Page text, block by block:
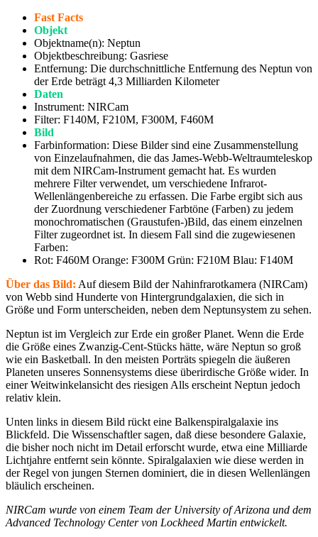
Fast Facts
Objekt
Objektname(n): Neptun
Objektbeschreibung: Gasriese
Entfernung: Die durchschnittliche Entfernung des Neptun von
der Erde beträgt 4,3 Milliarden Kilometer
Daten
Instrument: NIRCam
Filter: F140M, F210M, F300M, F460M
Bild
Farbinformation: Diese Bilder sind eine Zusammenstellung
von Einzelaufnahmen, die das James-Webb-Weltraumteleskop
mit dem NIRCam-Instrument gemacht hat. Es wurden
mehrere Filter verwendet, um verschiedene Infrarot-
Wellenlängenbereiche zu erfassen. Die Farbe ergibt sich aus
der Zuordnung verschiedener Farbtöne (Farben) zu jedem
monochromatischen (Graustufen-)Bild, das einem einzelnen
Filter zugeordnet ist. In diesem Fall sind die zugewiesenen
Farben:
Rot: F460M Orange: F300M Grün: F210M Blau: F140M
Über das Bild: Auf diesem Bild der Nahinfrarotkamera (NIRCam)
von Webb sind Hunderte von Hintergrundgalaxien, die sich in
Größe und Form unterscheiden, neben dem Neptunsystem zu sehen.
Neptun ist im Vergleich zur Erde ein großer Planet. Wenn die Erde
die Größe eines Zwanzig-Cent-Stücks hätte, wäre Neptun so groß
wie ein Basketball. In den meisten Porträts spiegeln die äußeren
Planeten unseres Sonnensystems diese überirdische Größe wider. In
einer Weitwinkelansicht des riesigen Alls erscheint Neptun jedoch
relativ klein.
Unten links in diesem Bild rückt eine Balkenspiralgalaxie ins
Blickfeld. Die Wissenschaftler sagen, daß diese besondere Galaxie,
die bisher noch nicht im Detail erforscht wurde, etwa eine Milliarde
Lichtjahre entfernt sein könnte. Spiralgalaxien wie diese werden in
der Regel von jungen Sternen dominiert, die in diesen Wellenlängen
bläulich erscheinen.
NIRCam wurde von einem Team der University of Arizona und dem
Advanced Technology Center von Lockheed Martin entwickelt.